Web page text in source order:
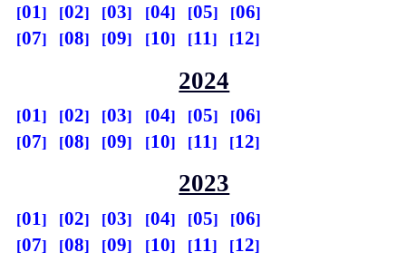
01 02 03 04 05
06
07
08 09 10 11 12
2024
01 02 03 04 05
06
07
08 09 10 11 12
2023
01 02 03 04 05
06
07
08 09 10 11 12